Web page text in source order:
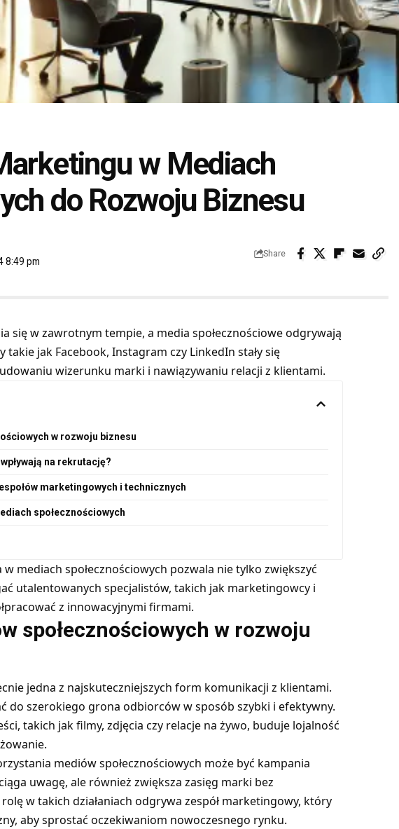
w Mediach
do Rozwoju Biznesu
8:49 pm
Share
się w zawrotnym tempie, a media społecznościowe odgrywają
jak Facebook, Instagram czy LinkedIn stały się
wizerunku marki i nawiązywaniu relacji z klientami.
w rozwoju biznesu
na rekrutację?
marketingowych i technicznych
społecznościowych
mediach społecznościowych pozwala nie tylko zwiększyć
utalentowanych specjalistów, takich jak marketingowcy i
z innowacyjnymi firmami.
społecznościowych w rozwoju
jedna z najskuteczniejszych form komunikacji z klientami.
do szerokiego grona odbiorców w sposób szybki i efektywny.
takich jak filmy, zdjęcia czy relacje na żywo, buduje lojalność
mediów społecznościowych może być kampania
uwagę, ale również zwiększa zasięg marki bez
w takich działaniach odgrywa zespół marketingowy, który
aby sprostać oczekiwaniom nowoczesnego rynku.